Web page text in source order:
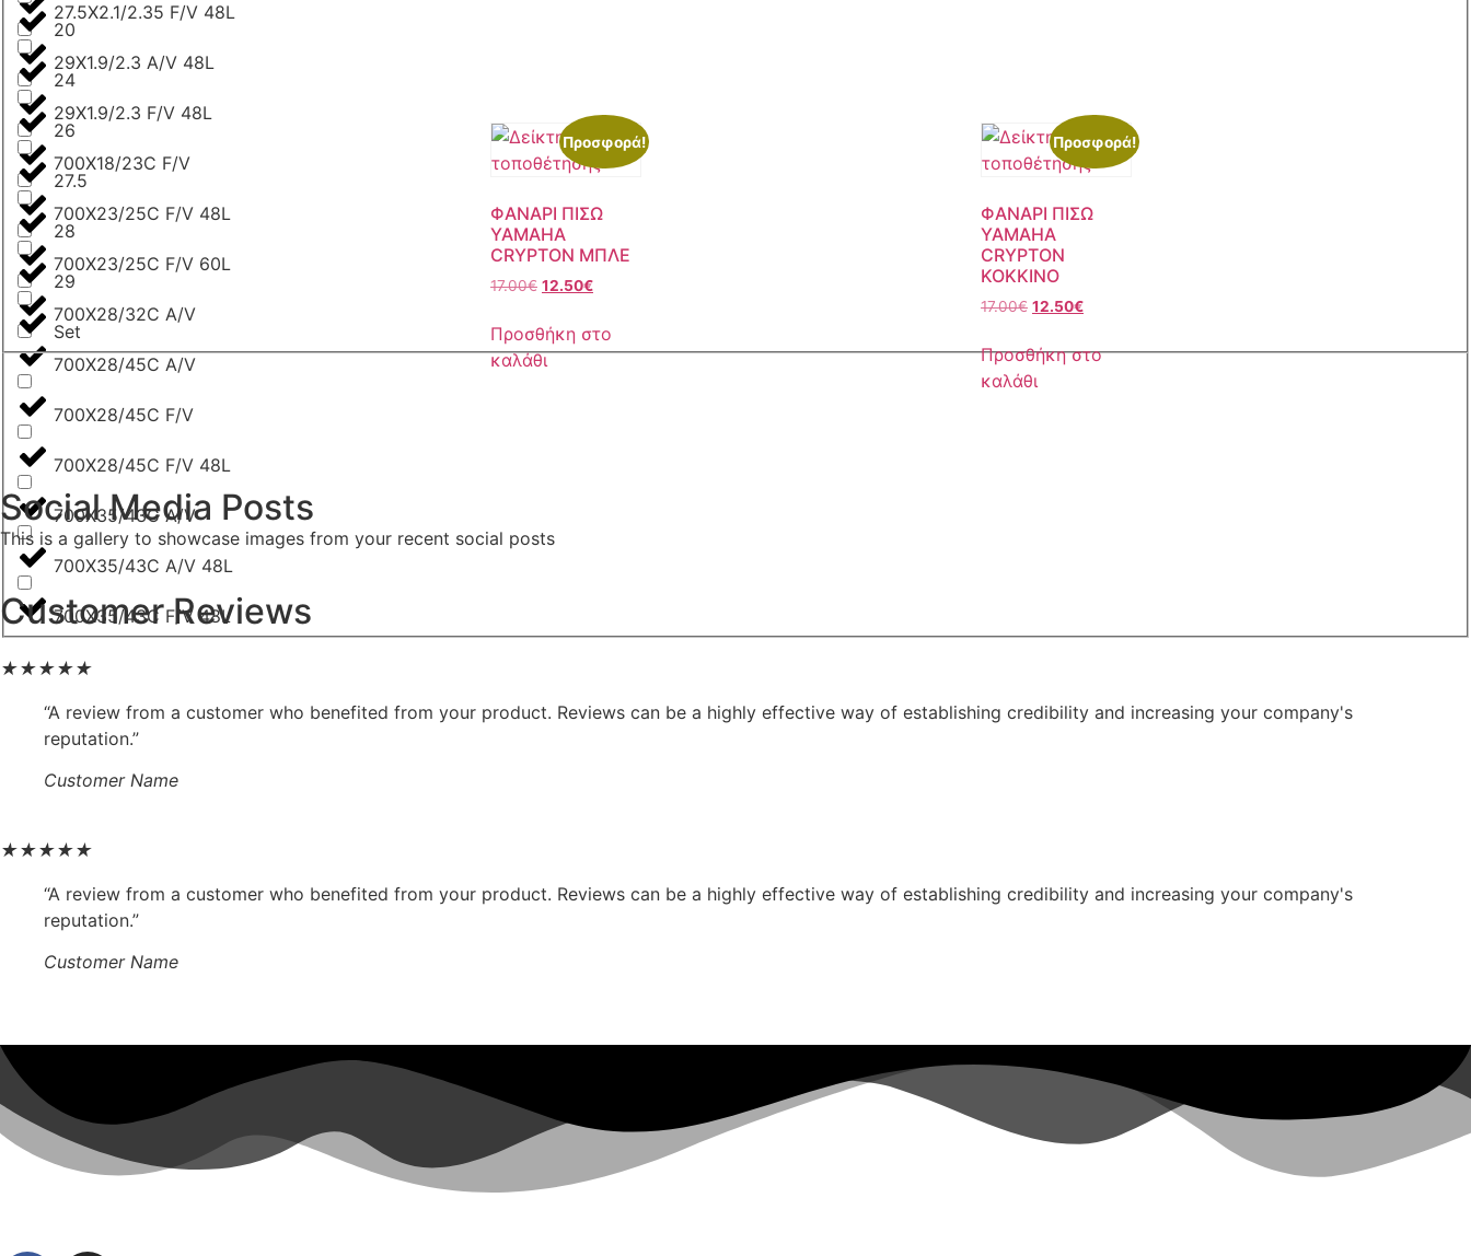
27.5X2.1/2.35 F/V 48L
29X1.9/2.3 A/V 48L
29X1.9/2.3 F/V 48L
700X18/23C F/V
700X23/25C F/V 48L
700X23/25C F/V 60L
700X28/32C A/V
700X28/45C A/V
700X28/45C F/V
700X28/45C F/V 48L
700X35/43C A/V
700X35/43C A/V 48L
700X35/43C F/V 48L
20
24
26
27.5
28
29
Set
Προσφορά!
ΦΑΝΑΡΙ ΠΙΣΩ
YAMAHA
CRYPTON ΜΠΛΕ
17.00€ 12.50€
Προσθήκη στο
καλάθι
Προσφορά!
ΦΑΝΑΡΙ ΠΙΣΩ
YAMAHA
CRYPTON
KOKKINO
17.00€ 12.50€
Προσθήκη στο
καλάθι
Social Media Posts
This is a gallery to showcase images from your recent social posts
Customer Reviews
★★★★★
“A review from a customer who benefited from your product. Reviews can be a highly effective way of establishing credibility and increasing your company's
reputation.”
Customer Name
★★★★★
“A review from a customer who benefited from your product. Reviews can be a highly effective way of establishing credibility and increasing your company's
reputation.”
Customer Name